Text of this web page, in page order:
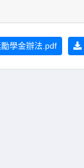
學金辦法.pdf